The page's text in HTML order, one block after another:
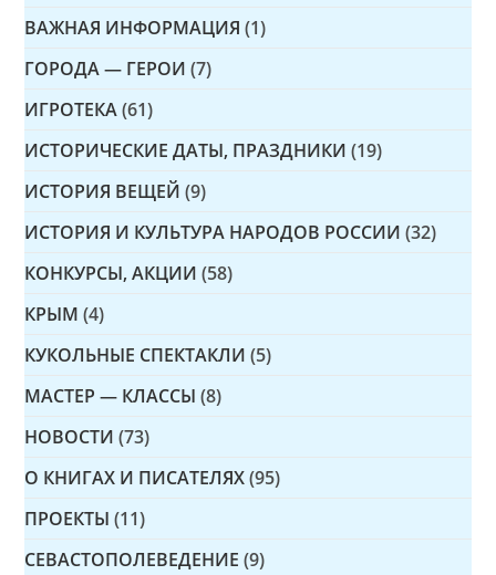
ВАЖНАЯ ИНФОРМАЦИЯ (1)
ГОРОДА — ГЕРОИ (7)
ИГРОТЕКА (61)
ИСТОРИЧЕСКИЕ ДАТЫ, ПРАЗДНИКИ (19)
ИСТОРИЯ ВЕЩЕЙ (9)
ИСТОРИЯ И КУЛЬТУРА НАРОДОВ РОССИИ (32)
КОНКУРСЫ, АКЦИИ (58)
КРЫМ (4)
КУКОЛЬНЫЕ СПЕКТАКЛИ (5)
МАСТЕР — КЛАССЫ (8)
НОВОСТИ (73)
О КНИГАХ И ПИСАТЕЛЯХ (95)
ПРОЕКТЫ (11)
СЕВАСТОПОЛЕВЕДЕНИЕ (9)